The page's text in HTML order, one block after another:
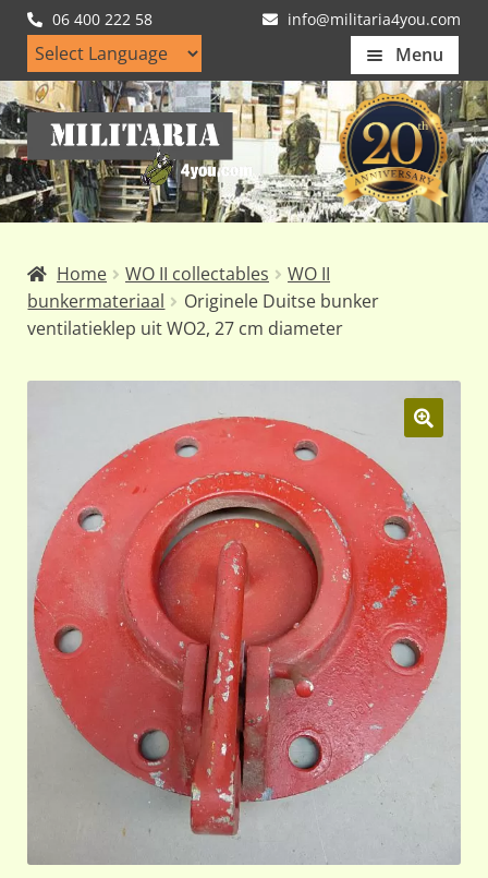
06 400 222 58 info@militaria4you.com
Menu
Home
Artikelen
Nieuws
Klantfotos
Mijn Account
Ga
door
naar
navigatie
Ga
naar
de
inhoud
Home WO II collectables
WO II
bunkermateriaal
Originele Duitse bunker
ventilatieklep uit WO2, 27 cm diameter